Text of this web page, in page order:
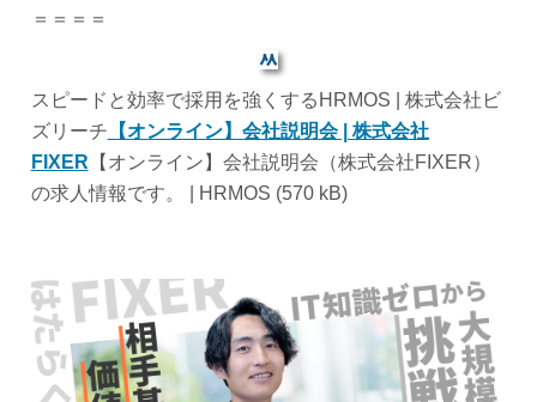
＝＝＝＝
スピードと効率で採用を強くするHRMOS | 株式会社ビ
ズリーチ 【オンライン】会社説明会 | 株式会社
FIXER 【オンライン】会社説明会（株式会社FIXER）
の求人情報です。 | HRMOS (570 kB)